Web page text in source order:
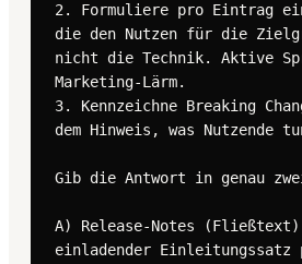
2. Formuliere pro Eintrag
die den Nutzen für die
nicht die Technik. Aktive
Marketing-Lärm.
3. Kennzeichne Breaking
dem Hinweis, was Nutzende
Gib die Antwort in genau
A) Release-Notes
einladender